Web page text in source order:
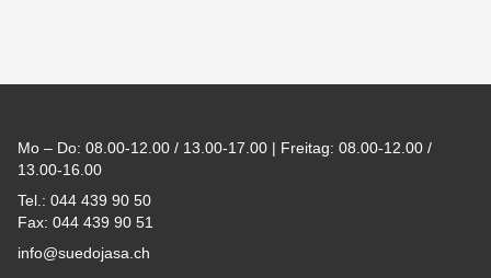
Mo – Do: 08.00-12.00 / 13.00-17.00 | Freitag: 08.00-12.00 /
13.00-16.00
Tel.: 044 439 90 50
Fax: 044 439 90 51
info@suedojasa.ch